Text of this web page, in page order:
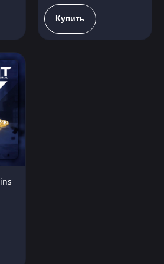
Купить